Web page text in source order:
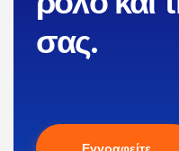
σας.